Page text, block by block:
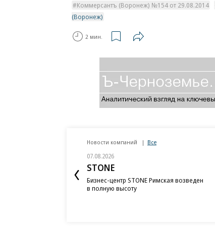
Коммерсантъ (Воронеж) №154 от 29.08.2014
(Воронеж)
2 мин.
Новости компаний Все
07.08.2026
STONE
Бизнес-центр STONE Римская возведен
в полную высоту